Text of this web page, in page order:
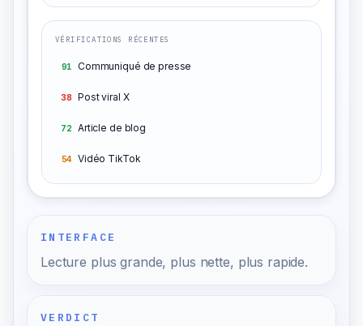
VÉRIFICATIONS RÉCENTES
91 Communiqué de presse
38 Post viral X
72 Article de blog
54 Vidéo TikTok
INTERFACE
Lecture plus grande, plus nette, plus rapide.
VERDICT